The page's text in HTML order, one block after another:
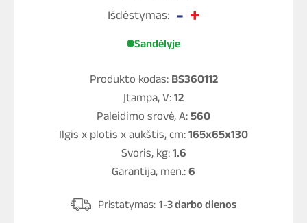
Išdėstymas:
Sandėlyje
Produkto kodas: BS360112
Įtampa, V: 12
Paleidimo srovė, A: 560
Ilgis x plotis x aukštis, cm: 165x65x130
Svoris, kg: 1.6
Garantija, mėn.: 6
Pristatymas: 1-3 darbo dienos